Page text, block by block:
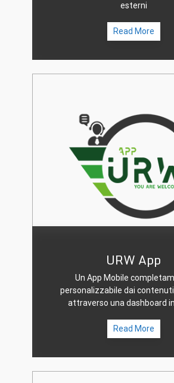
esterni
Read More
URW App
Un App Mobile
personalizzabile dai
attraverso una dashboard
Read More